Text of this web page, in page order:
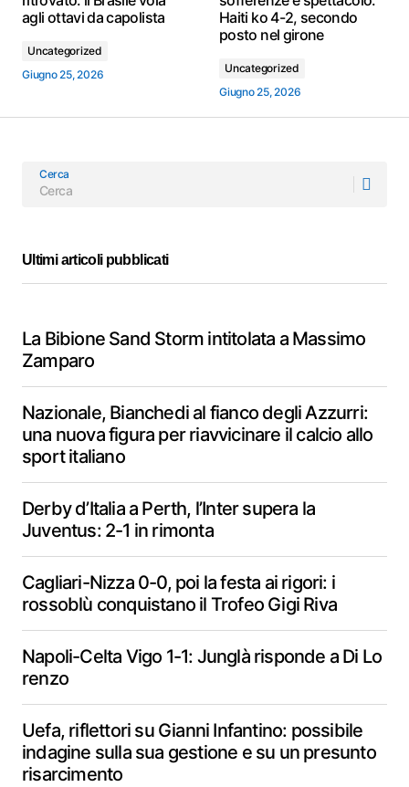
agli ottavi da capolista
Uncategorized
Giugno 25, 2026
Haiti ko 4-2, secondo
posto nel girone
Uncategorized
Giugno 25, 2026
Cerca
Ultimi articoli pubblicati
La Bibione Sand Storm intitolata a Massimo
Zamparo
Nazionale, Bianchedi al fianco degli Azzurri:
una nuova figura per riavvicinare il calcio allo
sport italiano
Derby d’Italia a Perth, l’Inter supera la
Juventus: 2-1 in rimonta
Cagliari-Nizza 0-0, poi la festa ai rigori: i
rossoblù conquistano il Trofeo Gigi Riva
Napoli-Celta Vigo 1-1: Junglà risponde a Di Lo
renzo
Uefa, riflettori su Gianni Infantino: possibile
indagine sulla sua gestione e su un presunto
risarcimento